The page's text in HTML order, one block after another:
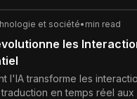
et société• min read
les
l'IA transforme les
en temps réel aux